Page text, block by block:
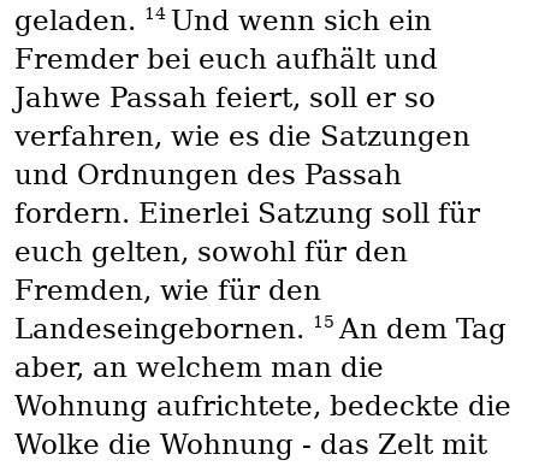
geladen. 14 Und wenn sich ein
Fremder bei euch aufhält und
Jahwe Passah feiert, soll er so
verfahren, wie es die Satzungen
und Ordnungen des Passah
fordern. Einerlei Satzung soll für
euch gelten, sowohl für den
Fremden, wie für den
Landeseingebornen. 15 An dem Tag
aber, an welchem man die
Wohnung aufrichtete, bedeckte die
Wolke die Wohnung - das Zelt mit